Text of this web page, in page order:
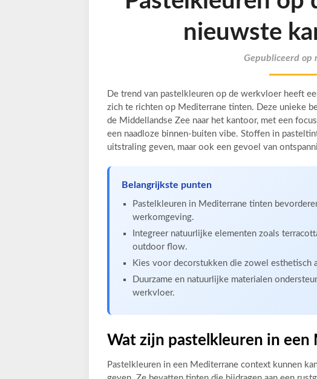
nieuwste
Gepubliceerd op
De trend van pastelkleuren op de werkvloer heeft
zich te richten op Mediterrane tinten. Deze unieke
de Middellandse Zee naar het kantoor, met een
een naadloze binnen-buiten vibe. Stoffen in
uitstraling geven, maar ook een gevoel van
Belangrijkste punten
Pastelkleuren in Mediterrane tinten
werkomgeving.
Integreer natuurlijke elementen zoals
outdoor flow.
Kies voor decorstukken die zowel esthetisch
Duurzame en natuurlijke materialen
werkvloer.
Wat zijn pastelkleuren in
Pastelkleuren in een Mediterrane context kunnen